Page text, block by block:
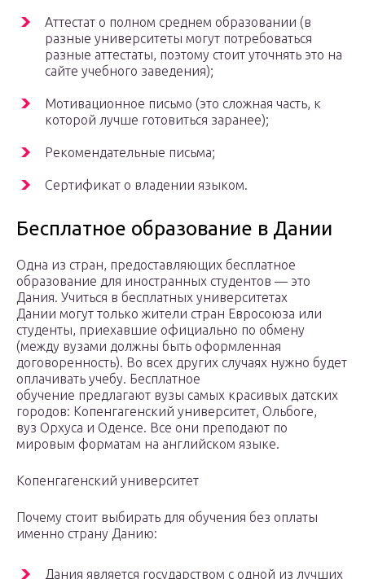
Аттестат о полном среднем образовании (в
разные университеты могут потребоваться
разные аттестаты, поэтому стоит уточнять это на
сайте учебного заведения);
Мотивационное письмо (это сложная часть, к
которой лучше готовиться заранее);
Рекомендательные письма;
Сертификат о владении языком.
Бесплатное образование в Дании
Одна из стран, предоставляющих бесплатное
образование для иностранных студентов — это
Дания. Учиться в бесплатных университетах
Дании могут только жители стран Евросоюза или
студенты, приехавшие официально по обмену
(между вузами должны быть оформленная
договоренность). Во всех других случаях нужно будет
оплачивать учебу. Бесплатное
обучение предлагают вузы самых красивых датских
городов: Копенгагенский университет, Ольбоге,
вуз Орхуса и Оденсе. Все они преподают по
мировым форматам на английском языке.
Копенгагенский университет
Почему стоит выбирать для обучения без оплаты
именно страну Данию:
Дания является государством с одной из лучших